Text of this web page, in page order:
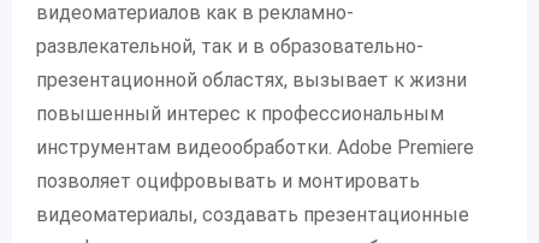
видеоматериалов как в рекламно-
развлекательной, так и в образовательно-
презентационной областях, вызывает к жизни
повышенный интерес к профессиональным
инструментам видеообработки. Adobe Premiere
позволяет оцифровывать и монтировать
видеоматериалы, создавать презентационные